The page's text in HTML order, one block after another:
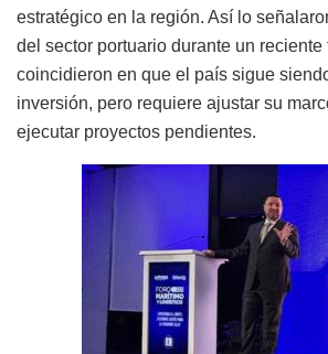
estratégico en la región. Así lo
del sector portuario durante un reciente
coincidieron en que el país sigue
inversión, pero requiere ajustar su
ejecutar proyectos pendientes.